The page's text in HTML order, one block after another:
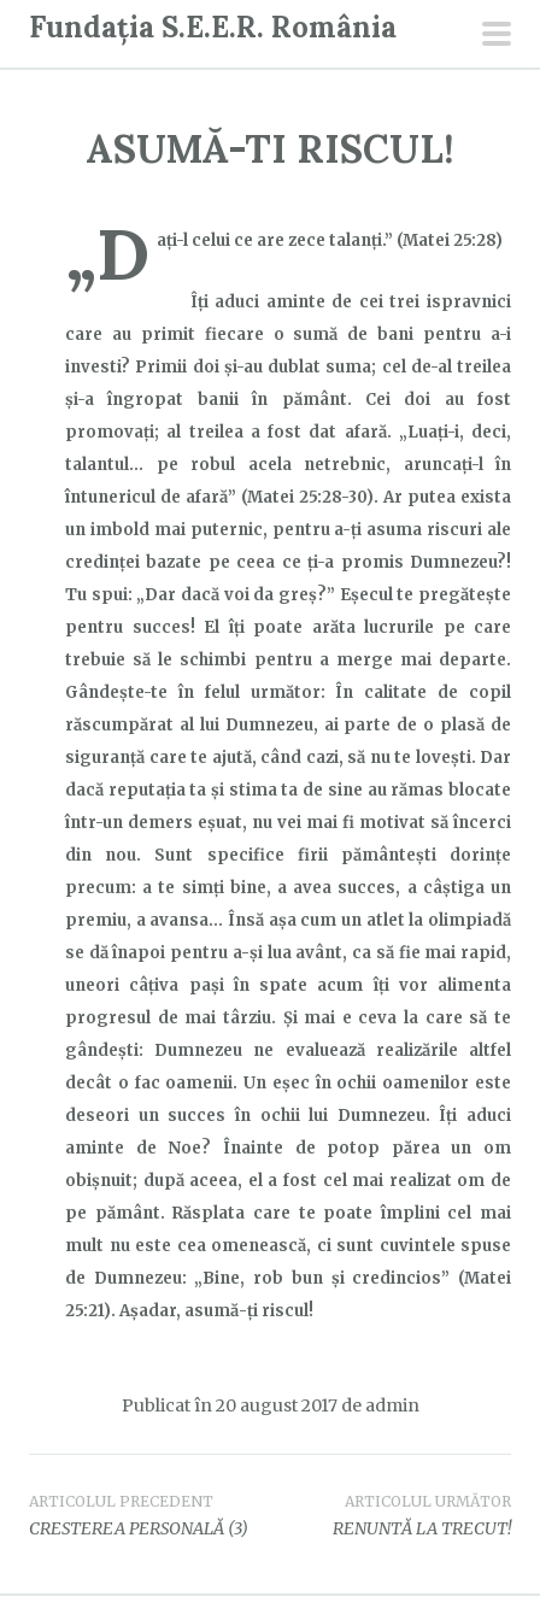
Fundația S.E.E.R. România
ASUMĂ-TI RISCUL!
„D aţi-l celui ce are zece talanţi.” (Matei 25:28)
Îți aduci aminte de cei trei ispravnici
care au primit fiecare o sumă de bani pentru a-i
investi? Primii doi și-au dublat suma; cel de-al treilea
și-a îngropat banii în pământ. Cei doi au fost
promovați; al treilea a fost dat afară. „Luaţi-i, deci,
talantul… pe robul acela netrebnic, aruncaţi-l în
întunericul de afară” (Matei 25:28-30). Ar putea exista
un imbold mai puternic, pentru a-ți asuma riscuri ale
credinței bazate pe ceea ce ți-a promis Dumnezeu?!
Tu spui: „Dar dacă voi da greș?” Eșecul te pregătește
pentru succes! El îți poate arăta lucrurile pe care
trebuie să le schimbi pentru a merge mai departe.
Gândește-te în felul următor: În calitate de copil
răscumpărat al lui Dumnezeu, ai parte de o plasă de
siguranță care te ajută, când cazi, să nu te lovești. Dar
dacă reputația ta și stima ta de sine au rămas blocate
într-un demers eșuat, nu vei mai fi motivat să încerci
din nou. Sunt specifice firii pământești dorințe
precum: a te simți bine, a avea succes, a câștiga un
premiu, a avansa… Însă așa cum un atlet la olimpiadă
se dă înapoi pentru a-și lua avânt, ca să fie mai rapid,
uneori câțiva pași în spate acum îți vor alimenta
progresul de mai târziu. Și mai e ceva la care să te
gândești: Dumnezeu ne evaluează realizările altfel
decât o fac oamenii. Un eșec în ochii oamenilor este
deseori un succes în ochii lui Dumnezeu. Îți aduci
aminte de Noe? Înainte de potop părea un om
obișnuit; după aceea, el a fost cel mai realizat om de
pe pământ. Răsplata care te poate împlini cel mai
mult nu este cea omenească, ci sunt cuvintele spuse
de Dumnezeu: „Bine, rob bun şi credincios” (Matei
25:21). Așadar, asumă-ți riscul!
Publicat în 20 august 2017de admin
Navigare
articole
ARTICOLUL PRECEDENT
CRESTEREA PERSONALĂ (3)
ARTICOLUL URMĂTOR
RENUNTĂ LA TRECUT!